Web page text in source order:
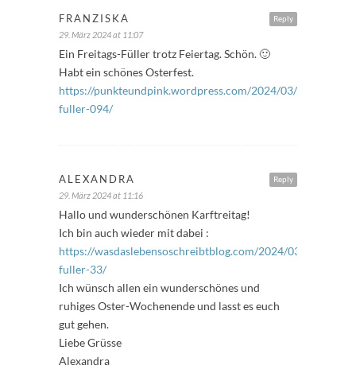
Reply
FRANZISKA
29. März 2024 at 11:07
Ein Freitags-Füller trotz Feiertag. Schön. 🙂
Habt ein schönes Osterfest.
https://punkteundpink.wordpress.com/2024/03/29/freitags-
fuller-094/
Reply
ALEXANDRA
29. März 2024 at 11:16
Hallo und wunderschönen Karftreitag!
Ich bin auch wieder mit dabei :
https://wasdaslebensoschreibtblog.com/2024/03/29/
fuller-33/
Ich wünsch allen ein wunderschönes und
ruhiges Oster-Wochenende und lasst es euch
gut gehen.
Liebe Grüsse
Alexandra